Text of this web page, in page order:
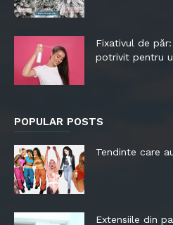
Fixativul de
potrivit pentru
POPULAR POSTS
Tendinte care
Extensiile din